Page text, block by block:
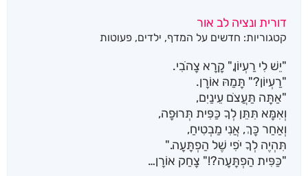
מבוסס על
דירוגים של
דורית ונציה לב אור
קטגוריות: חדשים על המדף, ילדים, פעוטות
"יֵשׁ לִי רַעְיוֹן," קָרָא צָהֹבִי.
"רַעְיוֹן?" תָּמַהּ אוֹרָן.
"אַתָּה תַּעֲצֹם עֵינַיִם,
וְאִמָּא תִּתֵּן לְךָ כַּפִּית תְּרוּפָה,
וְאַחַר כָּךְ, אֲנִי מַבְטִיחַ,
תִּהְיֶה לְךָ יֹפִי שֶׁל הַפְתָּעָה."
"כַּפִּית הַפְתָּעָה?!" צָחַק אוֹרָן…